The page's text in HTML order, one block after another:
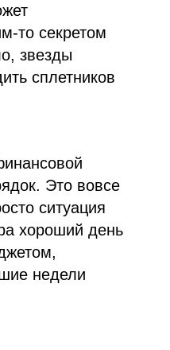
то секретом
звезды
сплетников
Это вовсе
ситуация
хороший день
недели